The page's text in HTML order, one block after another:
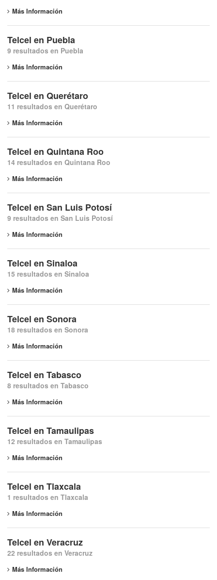
Más Información
Telcel en Puebla
9 resultados en Puebla
Más Información
Telcel en Querétaro
11 resultados en Querétaro
Más Información
Telcel en Quintana Roo
14 resultados en Quintana Roo
Más Información
Telcel en San Luis Potosí
9 resultados en San Luis Potosí
Más Información
Telcel en Sinaloa
15 resultados en Sinaloa
Más Información
Telcel en Sonora
18 resultados en Sonora
Más Información
Telcel en Tabasco
8 resultados en Tabasco
Más Información
Telcel en Tamaulipas
12 resultados en Tamaulipas
Más Información
Telcel en Tlaxcala
1 resultados en Tlaxcala
Más Información
Telcel en Veracruz
22 resultados en Veracruz
Más Información